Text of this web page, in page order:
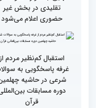
گزارش تصویری بازدید
متسابقین چهلمین دوره
مسابقات بین المللی قرآن
کریم از باغ موزه دفاع
مقدس(بخش اول)